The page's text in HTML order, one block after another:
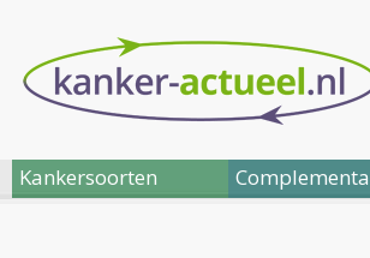
Kankersoorten